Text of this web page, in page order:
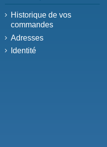
Historique de vos
commandes
Adresses
Identité